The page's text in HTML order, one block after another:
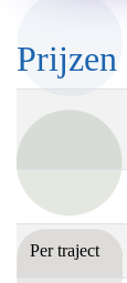
Prijzen
Per traject